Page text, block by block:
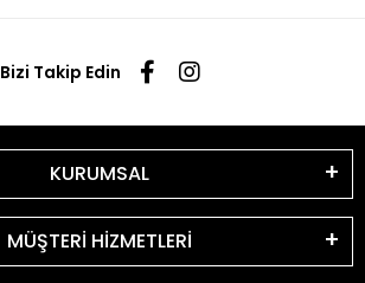
Bizi Takip Edin
KURUMSAL
MÜŞTERİ HİZMETLERİ